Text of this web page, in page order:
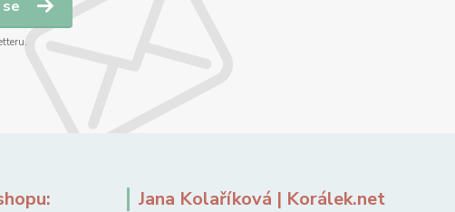
Jana Kolaříková | Korálek.net